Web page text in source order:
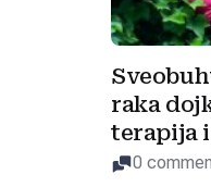
raka
terapija
0